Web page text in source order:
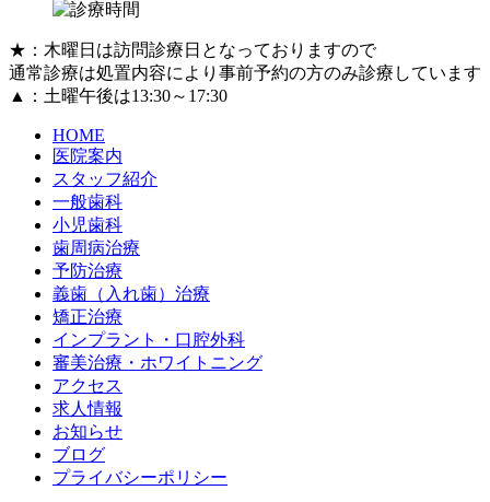
★： 木曜日は訪問診療日となっておりますので
通常診療は処置内容により事前予約の方のみ診療しています
▲：土曜午後は13:30～17:30
HOME
医院案内
スタッフ紹介
一般歯科
小児歯科
歯周病治療
予防治療
義歯（入れ歯）治療
矯正治療
インプラント・口腔外科
審美治療・ホワイトニング
アクセス
求人情報
お知らせ
ブログ
プライバシーポリシー